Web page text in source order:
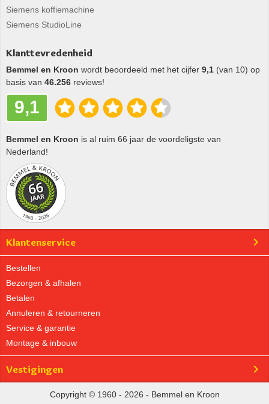
Siemens koffiemachine
Siemens StudioLine
Klanttevredenheid
Bemmel en Kroon wordt beoordeeld met het cijfer 9,1 (van 10) op
basis van 46.256 reviews!
9,1
Bemmel en Kroon is al ruim 66 jaar de voordeligste van
Nederland!
Klantenservice
Bestellen
Bezorgen & afhalen
Betalen
Annuleren & retourneren
Service & garantie
Montage & inbouw
Vestigingen
Copyright © 1960 - 2026 - Bemmel en Kroon